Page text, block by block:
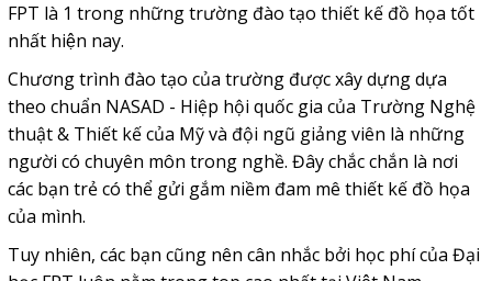
FPT là 1 trong những trường đào tạo thiết kế đồ họa tốt
nhất hiện nay.
Chương trình đào tạo của trường được xây dựng dựa
theo chuẩn NASAD - Hiệp hội quốc gia của Trường Nghệ
thuật & Thiết kế của Mỹ và đội ngũ giảng viên là những
người có chuyên môn trong nghề. Đây chắc chắn là nơi
các bạn trẻ có thể gửi gắm niềm đam mê thiết kế đồ họa
của mình.
Tuy nhiên, các bạn cũng nên cân nhắc bởi học phí của Đại